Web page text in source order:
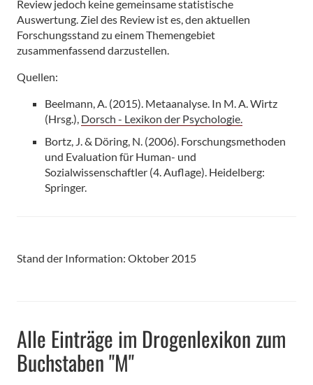
Review jedoch keine gemeinsame statistische
Auswertung. Ziel des Review ist es, den aktuellen
Forschungsstand zu einem Themengebiet
zusammenfassend darzustellen.
Quellen:
Beelmann, A. (2015). Metaanalyse. In M. A. Wirtz
(Hrsg.), Dorsch - Lexikon der Psychologie.
Bortz, J. & Döring, N. (2006). Forschungsmethoden
und Evaluation für Human- und
Sozialwissenschaftler (4. Auflage). Heidelberg:
Springer.
Stand der Information: Oktober 2015
Alle Einträge im Drogenlexikon zum
Buchstaben "M"